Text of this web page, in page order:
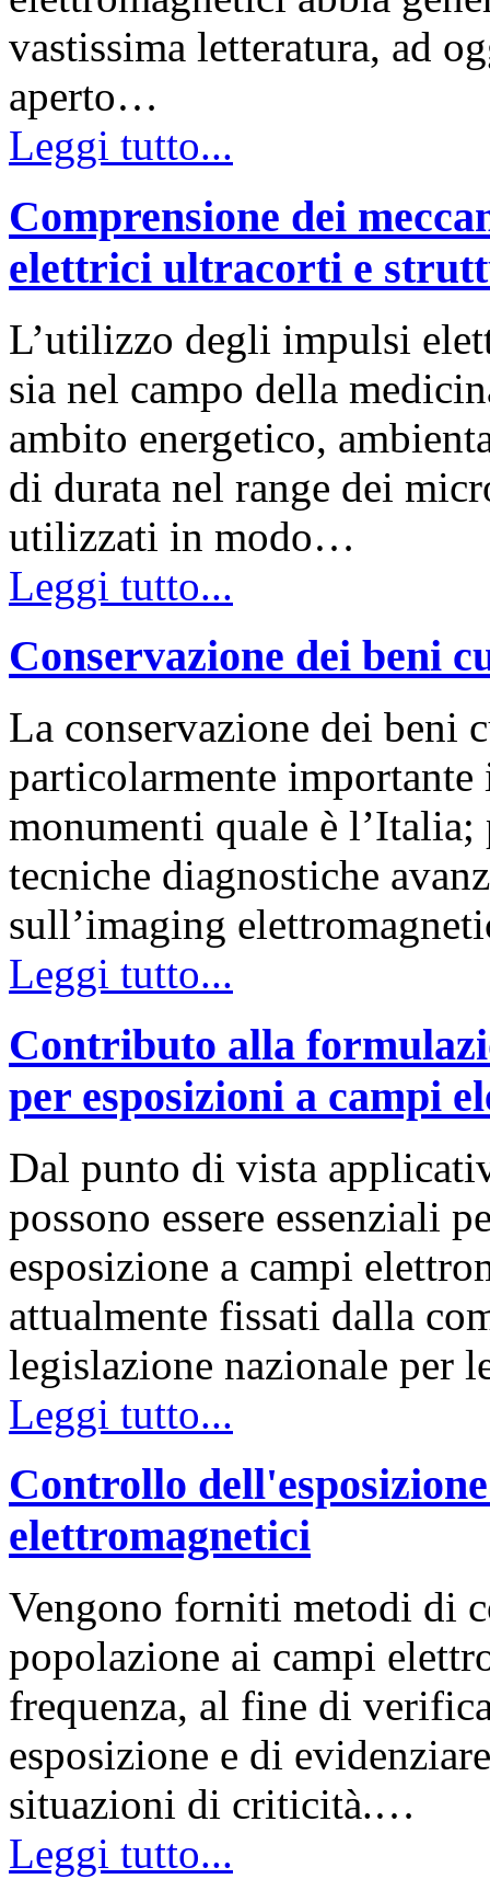
vastissima letteratura, ad
aperto…
Leggi tutto...
Comprensione dei
elettrici ultracorti e
L’utilizzo degli impulsi
sia nel campo della
ambito energetico,
di durata nel range dei
utilizzati in modo…
Leggi tutto...
Conservazione dei beni
La conservazione dei beni
particolarmente
monumenti quale è
tecniche diagnostiche
sull’imaging
Leggi tutto...
Contributo alla
per esposizioni a campi
Dal punto di vista
possono essere essenziali
esposizione a campi
attualmente fissati dalla
legislazione nazionale per
Leggi tutto...
Controllo
elettromagnetici
Vengono forniti metodi di
popolazione ai campi
frequenza, al fine di
esposizione e di
situazioni di criticità.…
Leggi tutto...